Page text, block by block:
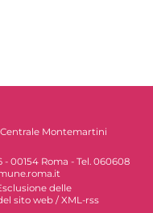
Montemartini
00154 Roma - Tel. 060608
delle
sito web /XML-rss